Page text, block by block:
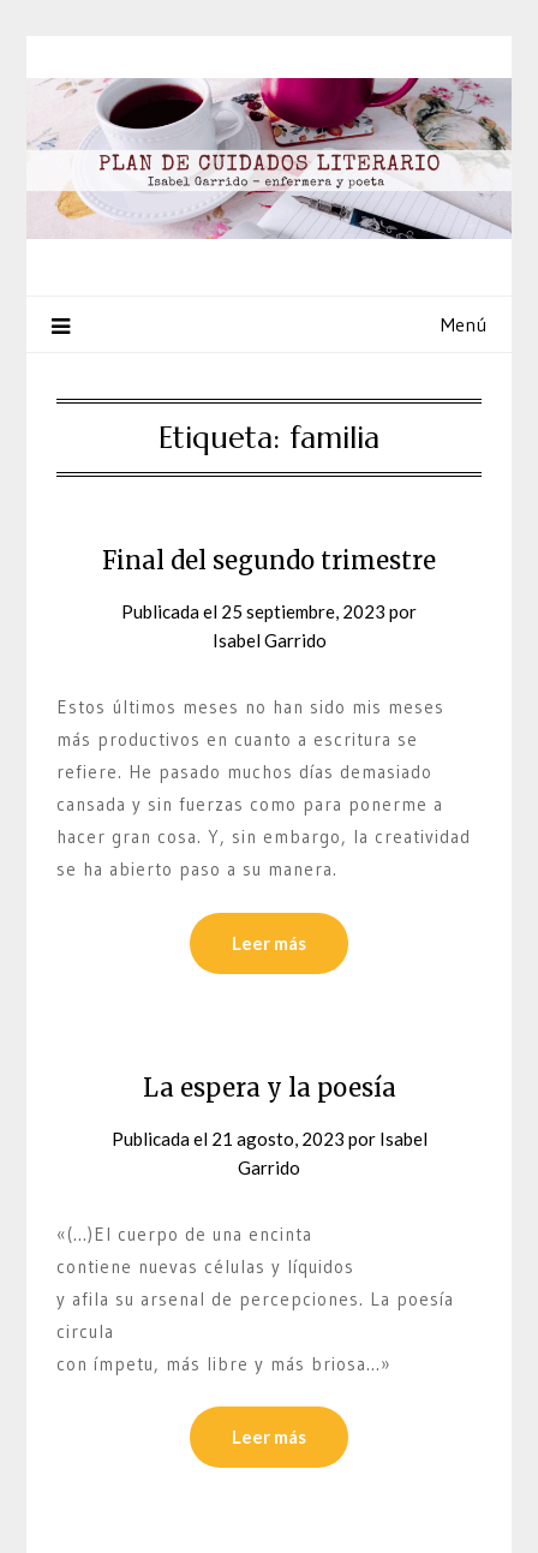
contenido
Menú
Etiqueta: familia
Final del segundo trimestre
Publicada el 25 septiembre, 2023 por
Isabel Garrido
Estos últimos meses no han sido mis meses
más productivos en cuanto a escritura se
refiere. He pasado muchos días demasiado
cansada y sin fuerzas como para ponerme a
hacer gran cosa. Y, sin embargo, la creatividad
se ha abierto paso a su manera.
Leer más
La espera y la poesía
Publicada el 21 agosto, 2023 por Isabel
Garrido
«(…)El cuerpo de una encinta
contiene nuevas células y líquidos
y afila su arsenal de percepciones. La poesía
circula
con ímpetu, más libre y más briosa…»
Leer más